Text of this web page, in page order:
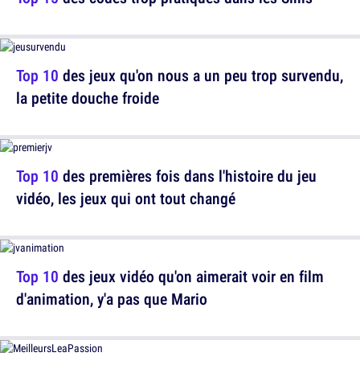
Top 10 des premières fois dans l'histoire du jeu
vidéo, les jeux qui ont tout changé
Top 10 des jeux qu'on nous a un peu trop survendu,
la petite douche froide
Top 10 des jeux vidéo qu'on aimerait voir en film
d'animation, y'a pas que Mario